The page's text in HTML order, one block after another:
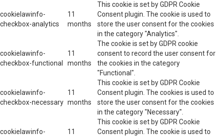
cookielawinfo-
checkbox-analytics
11
months
This cookie is set by GDPR Cookie
Consent plugin. The cookie is used to
store the user consent for the cookies
in the category "Analytics".
cookielawinfo-
checkbox-functional
11
months
The cookie is set by GDPR cookie
consent to record the user consent for
the cookies in the category
"Functional".
cookielawinfo-
checkbox-necessary
11
months
This cookie is set by GDPR Cookie
Consent plugin. The cookies is used to
store the user consent for the cookies
in the category "Necessary".
cookielawinfo-
11
This cookie is set by GDPR Cookie
Consent plugin. The cookie is used to